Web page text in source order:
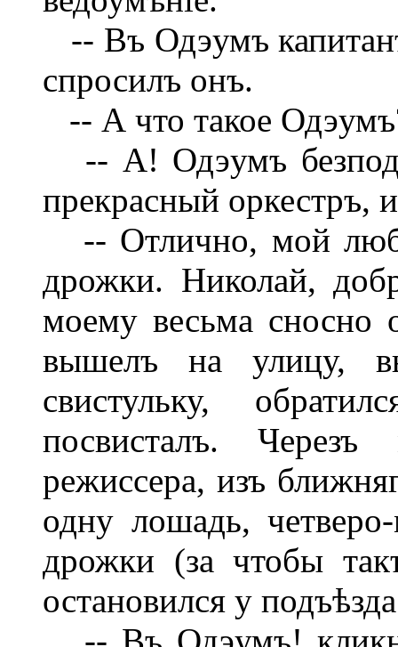
-- Въ Одэумъ
спросилъ онъ.
-- А что такое
-- А! Одэумъ
прекрасный оркестръ,
-- Отлично, мой
дрожки. Николай,
моему весьма сносно
вышелъ на улицу,
свистульку,
посвисталъ.
режиссера, изъ
одну лошадь,
дрожки (за чтобы
остановился у